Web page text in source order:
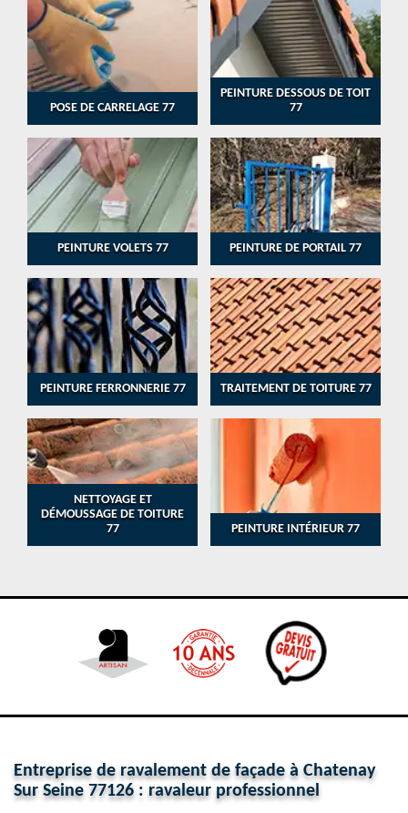
POSE DE CARRELAGE 77
PEINTURE DESSOUS DE TOIT
77
PEINTURE VOLETS 77 PEINTURE DE PORTAIL 77
PEINTURE FERRONNERIE 77 TRAITEMENT DE TOITURE 77
NETTOYAGE ET
DÉMOUSSAGE DE TOITURE
77
PEINTURE INTÉRIEUR 77
Entreprise de ravalement de façade à Chatenay
Sur Seine 77126 : ravaleur professionnel